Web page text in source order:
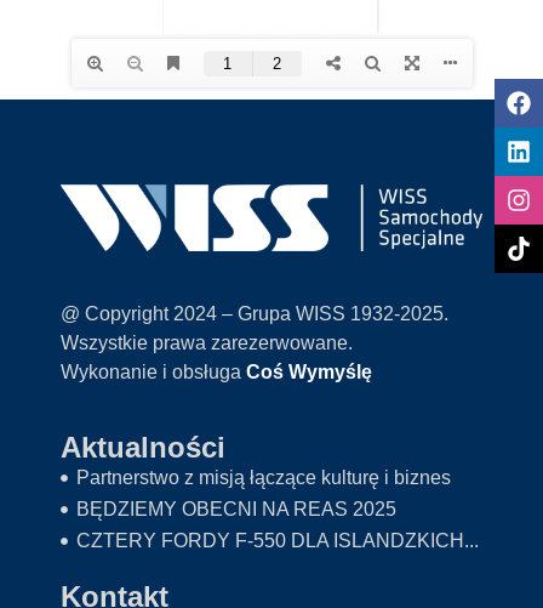
@ Copyright 2024 – Grupa WISS 1932-2025.
Wszystkie prawa zarezerwowane.
Wykonanie i obsługa Coś Wymyślę
Aktualności
Partnerstwo z misją łączące kulturę i biznes
BĘDZIEMY OBECNI NA REAS 2025
CZTERY FORDY F-550 DLA ISLANDZKICH...
Kontakt